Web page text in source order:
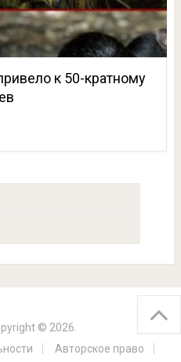
к 50-кратному
© 2026.
Авторское право